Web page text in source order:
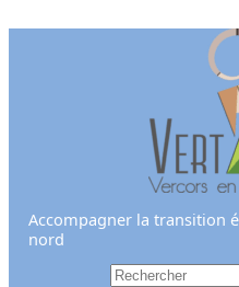
Accompagner la transition
nord